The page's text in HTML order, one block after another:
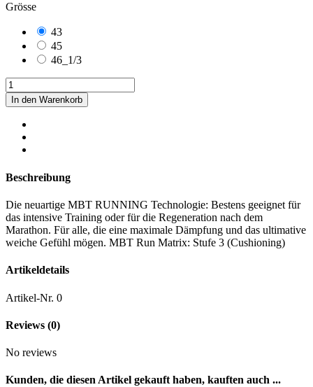
Grösse
43
45
46_1/3
In den Warenkorb
Beschreibung
Die neuartige MBT RUNNING Technologie: Bestens geeignet für
das intensive Training oder für die Regeneration nach dem
Marathon. Für alle, die eine maximale Dämpfung und das ultimative
weiche Gefühl mögen. MBT Run Matrix: Stufe 3 (Cushioning)
Artikeldetails
Artikel-Nr. 0
Reviews (0)
No reviews
Kunden, die diesen Artikel gekauft haben, kauften auch ...